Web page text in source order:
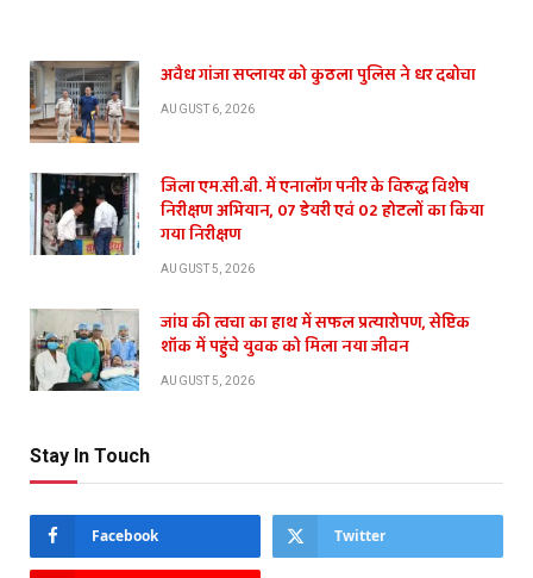
अवैध गांजा सप्लायर को कुठला पुलिस ने धर दबोचा
AUGUST 6, 2026
जिला एम.सी.बी. में एनालॉग पनीर के विरुद्ध विशेष
निरीक्षण अभियान, 07 डेयरी एवं 02 होटलों का किया
गया निरीक्षण
AUGUST 5, 2026
जांघ की त्वचा का हाथ में सफल प्रत्यारोपण, सेप्टिक
शॉक में पहुंचे युवक को मिला नया जीवन
AUGUST 5, 2026
Stay In Touch
Facebook Twitter